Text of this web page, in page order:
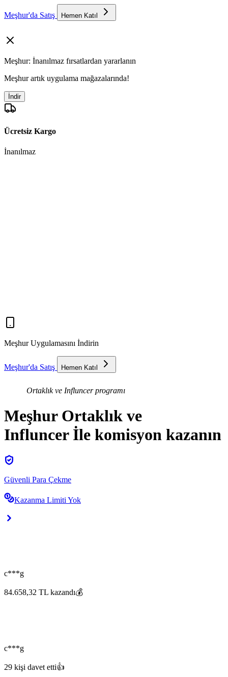
Meşhur'da Satış Hemen Katıl
Meşhur: İnanılmaz fırsatlardan yararlanın
Meşhur artık uygulama mağazalarında!
İndir
Ücretsiz Kargo
İnanılmaz
Meşhur Uygulamasını İndirin
Meşhur'da Satış Hemen Katıl
Ortaklık ve Influncerprogramı
Meşhur Ortaklık ve
Influncer İle komisyon kazanın
Güvenli Para Çekme
Kazanma Limiti Yok
c***g
84.658,32 TL kazandı💰
c***g
29 kişi davet etti👍